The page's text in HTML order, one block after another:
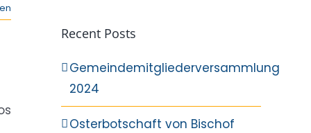
Recent Posts
Gemeindemitgliederversammlung
2024
Osterbotschaft von Bischof